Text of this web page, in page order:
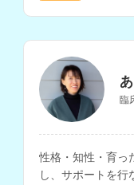
臨
性格・知性・育っ
し、サポートを行